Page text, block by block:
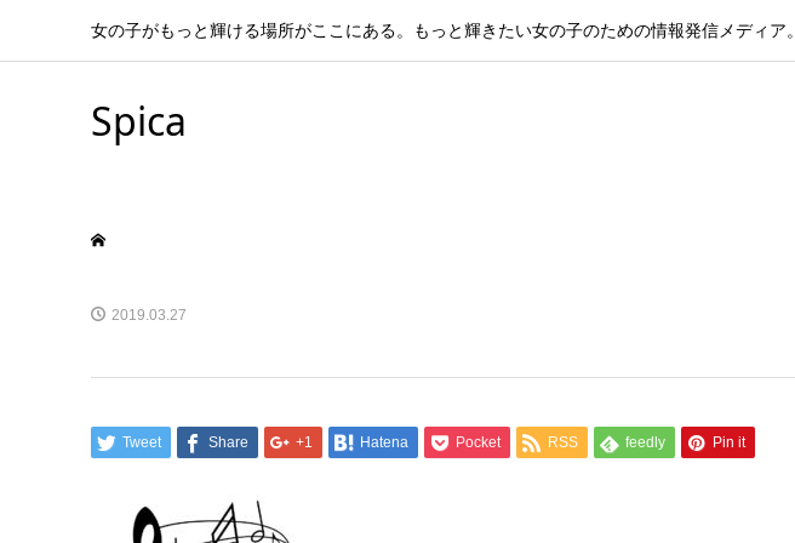
女の子がもっと輝ける場所がここにある。もっと輝きたい女の子のための情報発信メディア。
Spica
2019.03.27
Tweet Share +1 Hatena Pocket RSS feedly Pin it